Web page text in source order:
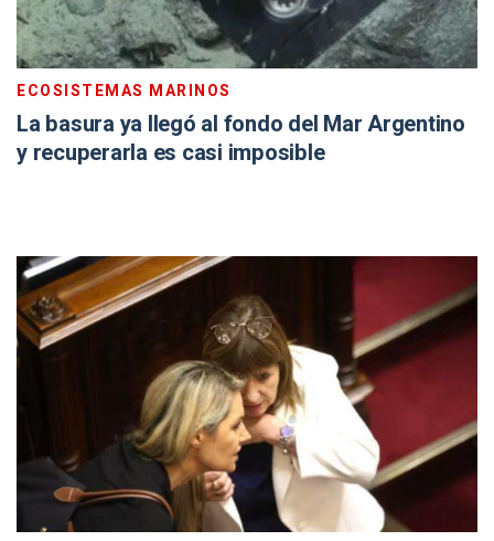
ECOSISTEMAS MARINOS
La basura ya llegó al fondo del Mar Argentino
y recuperarla es casi imposible